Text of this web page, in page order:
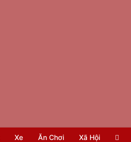
Xe Ăn Chơi Xã Hội